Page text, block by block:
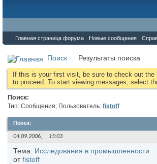
Главная страница форума Новые сообщения
Поиск Результаты поиска
If this is your first visit, be sure to check out the
to proceed. To start viewing messages, select
Поиск:
Тип: Сообщения; Пользователь: fistoff
Поиск:
04.09.2006, 15:03
Тема: Исследования в промышленности
отfistoff